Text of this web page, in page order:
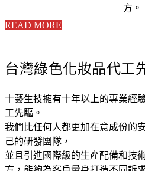
方。
READ MORE
台灣綠色化妝品代工
十藝生技擁有十年以上的專業經
工先驅。
我們比任何人都更加在意成份的
己的研發團隊，
並且引進國際級的生產配備和技